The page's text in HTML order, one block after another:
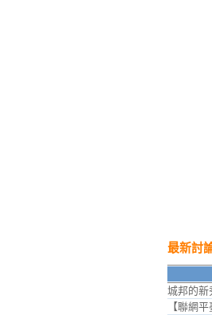
最新討
城邦的新
【聯網